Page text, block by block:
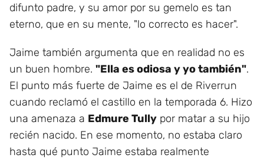
difunto padre, y su amor por su gemelo es tan
eterno, que en su mente, "lo correcto es hacer".
Jaime también argumenta que en realidad no es
un buen hombre. "Ella es odiosa y yo también".
El punto más fuerte de Jaime es el de Riverrun
cuando reclamó el castillo en la temporada 6. Hizo
una amenaza a Edmure Tully por matar a su hijo
recién nacido. En ese momento, no estaba claro
hasta qué punto Jaime estaba realmente